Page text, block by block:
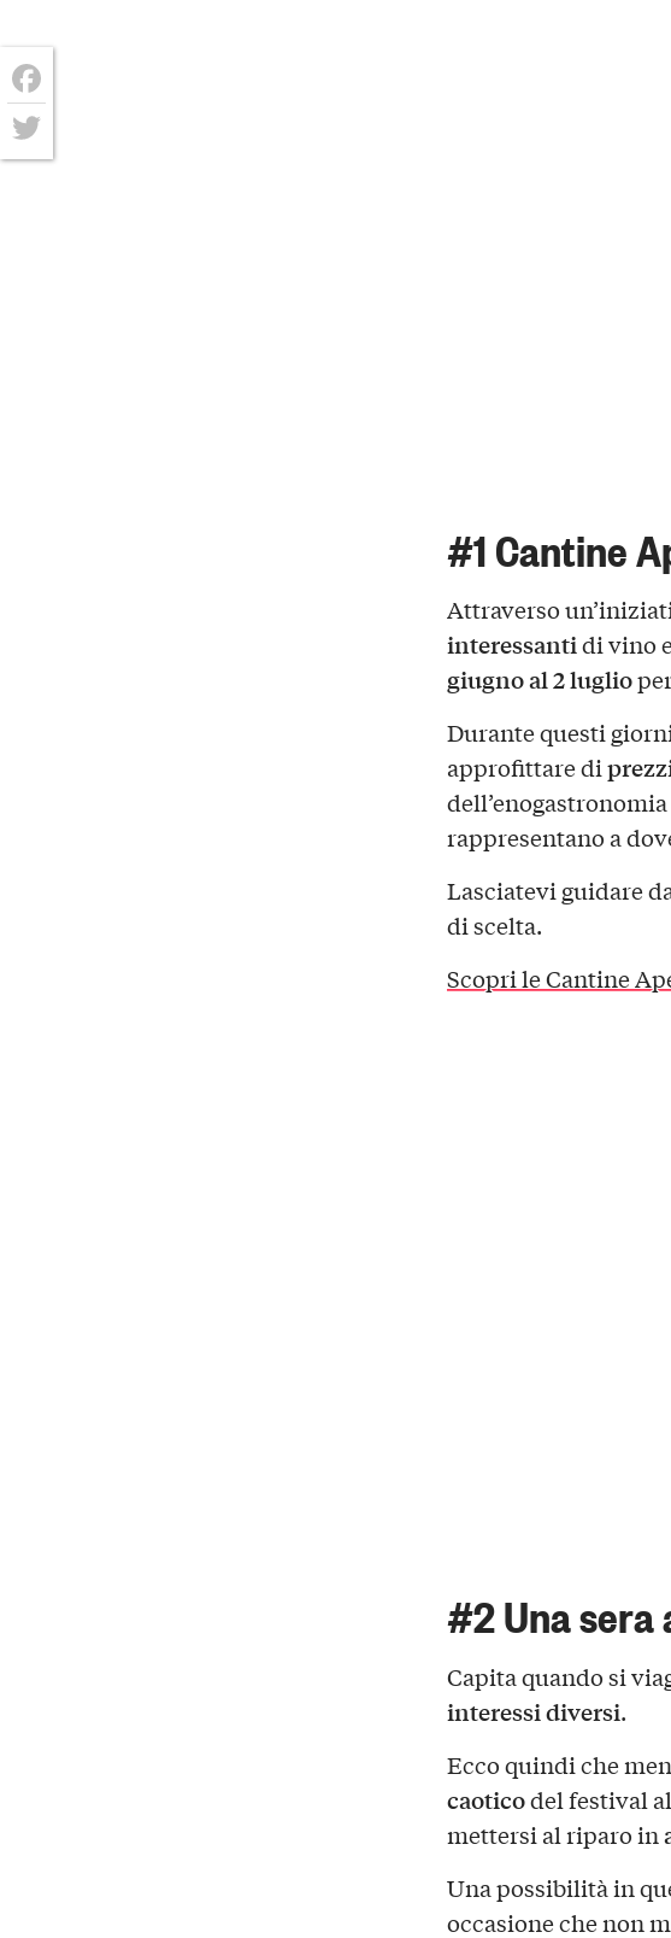
#1 Cantine
Attraverso
interessantidi vino
giugno al 2 luglio
Durante questi
approfittare di
rappresentano a
Lasciatevi guidare
di scelta.
Scopri le Cantine
#2 Una sera
Capita quando si
interessi diversi.
Ecco quindi che
caoticodel festival
mettersi al riparo in
Una possibilità in
occasione che non
Facebook
Twitter